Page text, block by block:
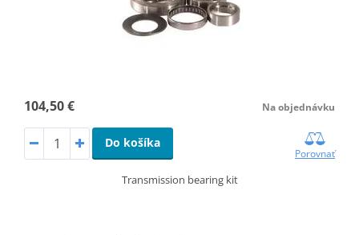
104,50 € Na objednávku
Do košíka
Porovnať
Transmission bearing kit